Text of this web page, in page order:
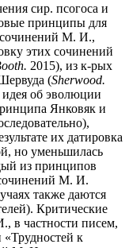
сир. псогоса и
принципы для
сочинений М. И.,
этих сочинений
2015), из к-рых
(Sherwood.
об эволюции
Янковяк и
их датировка
но уменьшилась
из принципов
М. И.
также даются
Критические
в частности писем,
к